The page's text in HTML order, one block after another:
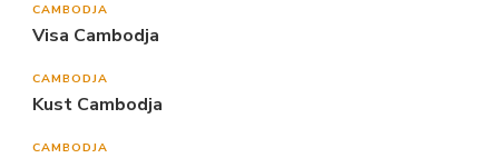
CAMBODJA
Visa Cambodja
CAMBODJA
Kust Cambodja
CAMBODJA